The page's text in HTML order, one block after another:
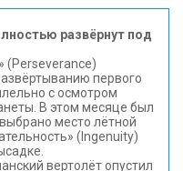
развёрнут под
(Perseverance)
первого
с осмотром
В этом месяце был
место лётной
(Ingenuity)
вертолёт опустил